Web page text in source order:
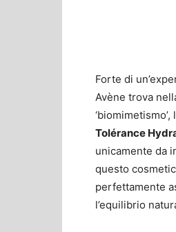
Forte di
Avène trova
Tolérance
unicamente da
questo
perfettamente
l’equilibrio